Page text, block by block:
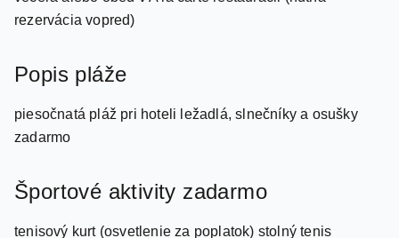
rezervácia vopred)
Popis pláže
piesočnatá pláž pri hoteli ležadlá, slnečníky a osušky
zadarmo
Športové aktivity zadarmo
tenisový kurt (osvetlenie za poplatok) stolný tenis